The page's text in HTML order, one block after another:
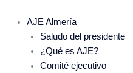
contenido
AJE Almería
Saludo del presidente
¿Qué es AJE?
Comité ejecutivo